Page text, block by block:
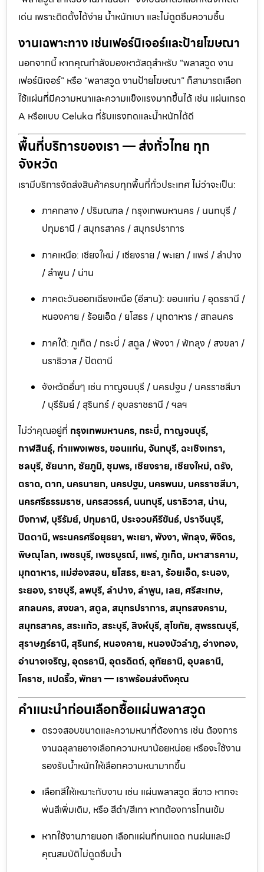
เด่น เพราะติดตั้งได้ง่าย น้ำหนักเบา และไม่ดูดซึมความชื้น
งานเฉพาะทาง เช่นเฟอร์นิเจอร์และป้ายโฆษณา
นอกจากนี้ หากคุณกำลังมองหาวัสดุสำหรับ “พลาสวูด งาน
เฟอร์นิเจอร์” หรือ “พลาสวูด งานป้ายโฆษณา” ก็สามารถเลือก
ใช้แผ่นที่มีความหนาและความแข็งแรงมากขึ้นได้ เช่น แผ่นเกรด
A หรือแบบ Celuka ที่รับแรงกดและน้ำหนักได้ดี
พื้นที่บริการของเรา — ส่งทั่วไทย ทุก
จังหวัด
เรามีบริการจัดส่งสินค้าครบทุกพื้นที่ทั่วประเทศ ไม่ว่าจะเป็น:
ภาคกลาง / ปริมณฑล / กรุงเทพมหานคร / นนทบุรี /
ปทุมธานี / สมุทรสาคร / สมุทรปราการ
ภาคเหนือ: เชียงใหม่ / เชียงราย / พะเยา / แพร่ / ลำปาง
/ ลำพูน / น่าน
ภาคตะวันออกเฉียงเหนือ (อีสาน): ขอนแก่น / อุดรธานี /
หนองคาย / ร้อยเอ็ด / ยโสธร / มุกดาหาร / สกลนคร
ภาคใต้: ภูเก็ต / กระบี่ / สตูล / พังงา / พัทลุง / สงขลา /
นราธิวาส / ปัตตานี
จังหวัดอื่นๆ เช่น กาญจนบุรี / นครปฐม / นครราชสีมา
/ บุรีรัมย์ / สุรินทร์ / อุบลราชธานี / ฯลฯ
ไม่ว่าคุณอยู่ที่ กรุงเทพมหานคร, กระบี่, กาญจนบุรี,
กาฬสินธุ์, กำแพงเพชร, ขอนแก่น, จันทบุรี, ฉะเชิงเทรา,
ชลบุรี, ชัยนาท, ชัยภูมิ, ชุมพร, เชียงราย, เชียงใหม่, ตรัง,
ตราด, ตาก, นครนายก, นครปฐม, นครพนม, นครราชสีมา,
นครศรีธรรมราช, นครสวรรค์, นนทบุรี, นราธิวาส, น่าน,
บึงกาฬ, บุรีรัมย์, ปทุมธานี, ประจวบคีรีขันธ์, ปราจีนบุรี,
ปัตตานี, พระนครศรีอยุธยา, พะเยา, พังงา, พัทลุง, พิจิตร,
พิษณุโลก, เพชรบุรี, เพชรบูรณ์, แพร่, ภูเก็ต, มหาสารคาม,
มุกดาหาร, แม่ฮ่องสอน, ยโสธร, ยะลา, ร้อยเอ็ด, ระนอง,
ระยอง, ราชบุรี, ลพบุรี, ลำปาง, ลำพูน, เลย, ศรีสะเกษ,
สกลนคร, สงขลา, สตูล, สมุทรปราการ, สมุทรสงคราม,
สมุทรสาคร, สระแก้ว, สระบุรี, สิงห์บุรี, สุโขทัย, สุพรรณบุรี,
สุราษฎร์ธานี, สุรินทร์, หนองคาย, หนองบัวลำภู, อ่างทอง,
อำนาจเจริญ, อุดรธานี, อุตรดิตถ์, อุทัยธานี, อุบลธานี,
โคราช, แปดริ้ว, พัทยา — เราพร้อมส่งถึงคุณ
คำแนะนำก่อนเลือกซื้อแผ่นพลาสวูด
ตรวจสอบขนาดและความหนาที่ต้องการ เช่น ต้องการ
งานฉลุลายอาจเลือกความหนาน้อยหน่อย หรือจะใช้งาน
รองรับน้ำหนักให้เลือกความหนามากขึ้น
เลือกสีให้เหมาะกับงาน เช่น แผ่นพลาสวูด สีขาว หากจะ
พ่นสีเพิ่มเติม, หรือ สีดำ/สีเทา หากต้องการโทนเข้ม
หากใช้งานภายนอก เลือกแผ่นที่ทนแดด ทนฝนและมี
คุณสมบัติไม่ดูดซึมน้ำ